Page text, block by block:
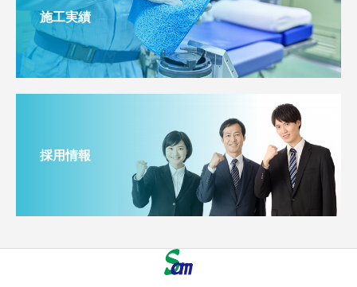
施工実績
採用情報